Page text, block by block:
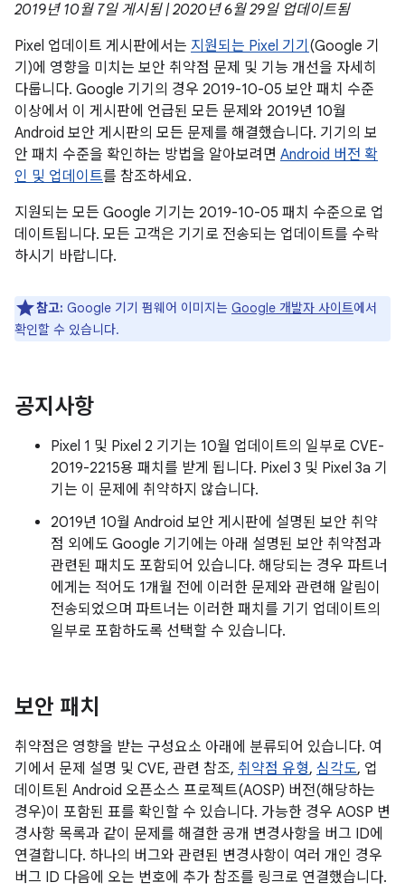
2019년 10월 7일 게시됨 | 2020년 6월 29일 업데이트됨
Pixel 업데이트 게시판에서는 지원되는 Pixel 기기 (Google 기
기)에 영향을 미치는 보안 취약점 문제 및 기능 개선을 자세히
다룹니다. Google 기기의 경우 2019-10-05 보안 패치 수준
이상에서 이 게시판에 언급된 모든 문제와 2019년 10월
Android 보안 게시판의 모든 문제를 해결했습니다. 기기의 보
안 패치 수준을 확인하는 방법을 알아보려면 Android 버전 확
인 및 업데이트를 참조하세요.
지원되는 모든 Google 기기는 2019-10-05 패치 수준으로 업
데이트됩니다. 모든 고객은 기기로 전송되는 업데이트를 수락
하시기 바랍니다.
참고: Google 기기 펌웨어 이미지는 Google 개발자 사이트에서
확인할 수 있습니다.
공지사항
Pixel 1 및 Pixel 2 기기는 10월 업데이트의 일부로 CVE-
2019-2215용 패치를 받게 됩니다. Pixel 3 및 Pixel 3a 기
기는 이 문제에 취약하지 않습니다.
2019년 10월 Android 보안 게시판에 설명된 보안 취약
점 외에도 Google 기기에는 아래 설명된 보안 취약점과
관련된 패치도 포함되어 있습니다. 해당되는 경우 파트너
에게는 적어도 1개월 전에 이러한 문제와 관련해 알림이
전송되었으며 파트너는 이러한 패치를 기기 업데이트의
일부로 포함하도록 선택할 수 있습니다.
보안 패치
취약점은 영향을 받는 구성요소 아래에 분류되어 있습니다. 여
기에서 문제 설명 및 CVE, 관련 참조, 취약점 유형, 심각도, 업
데이트된 Android 오픈소스 프로젝트(AOSP) 버전(해당하는
경우)이 포함된 표를 확인할 수 있습니다. 가능한 경우 AOSP 변
경사항 목록과 같이 문제를 해결한 공개 변경사항을 버그 ID에
연결합니다. 하나의 버그와 관련된 변경사항이 여러 개인 경우
버그 ID 다음에 오는 번호에 추가 참조를 링크로 연결했습니다.